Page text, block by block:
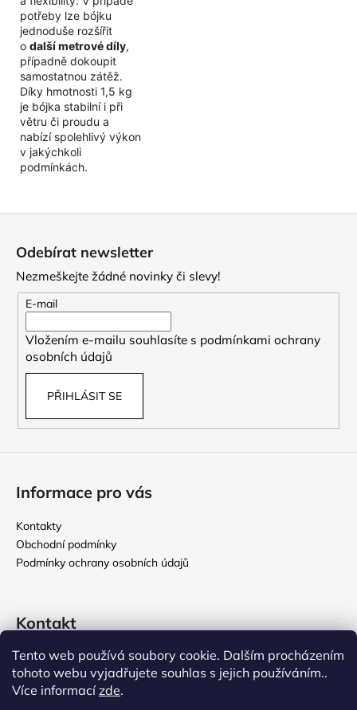
Tento web používá soubory cookie. Dalším procházením
tohoto webu vyjadřujete souhlas s jejich používáním..
Více informacízde.
potřeby lze bójku
jednoduše rozšířit
o další metrové díly,
případně dokoupit
samostatnou zátěž.
Díky hmotnosti 1,5 kg
je bójka stabilní i při
větru či proudu a
nabízí spolehlivý výkon
v jakýchkoli
podmínkách.
Odebírat newsletter
Nezmeškejte žádné novinky či slevy!
E-mail
Vložením e-mailu souhlasíte s podmínkami ochrany
osobních údajů
PŘIHLÁSIT SE
Informace pro vás
Kontakty
Obchodní podmínky
Podmínky ochrany osobních údajů
Kontakt
rikomix @seznam.cz
731 586 209
776 000 107